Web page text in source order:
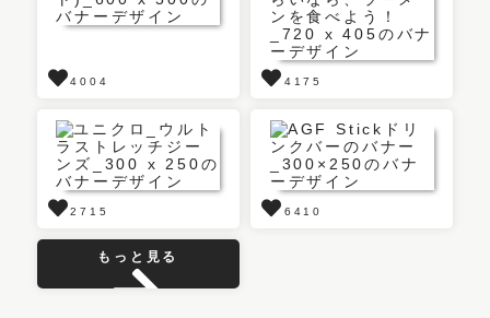
4004 4175
2715 6410
もっと見る